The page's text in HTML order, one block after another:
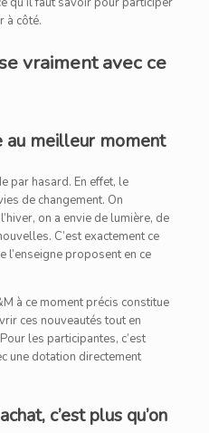
à côté.
vraiment avec ce
au meilleur moment
par hasard. En effet, le
de changement. On
on a envie de lumière, de
C’est exactement ce
proposent en ce
à ce moment précis constitue
ces nouveautés tout en
les participantes, c’est
une dotation directement
c’est plus qu’on